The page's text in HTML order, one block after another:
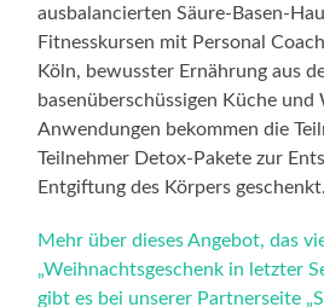
„Weihnachtsgeschenk in letzter
gibt es bei unserer Partnerseite
einfach hier klicken!
Impression 2010 –
18. DEZEMBER 2010 KEINE